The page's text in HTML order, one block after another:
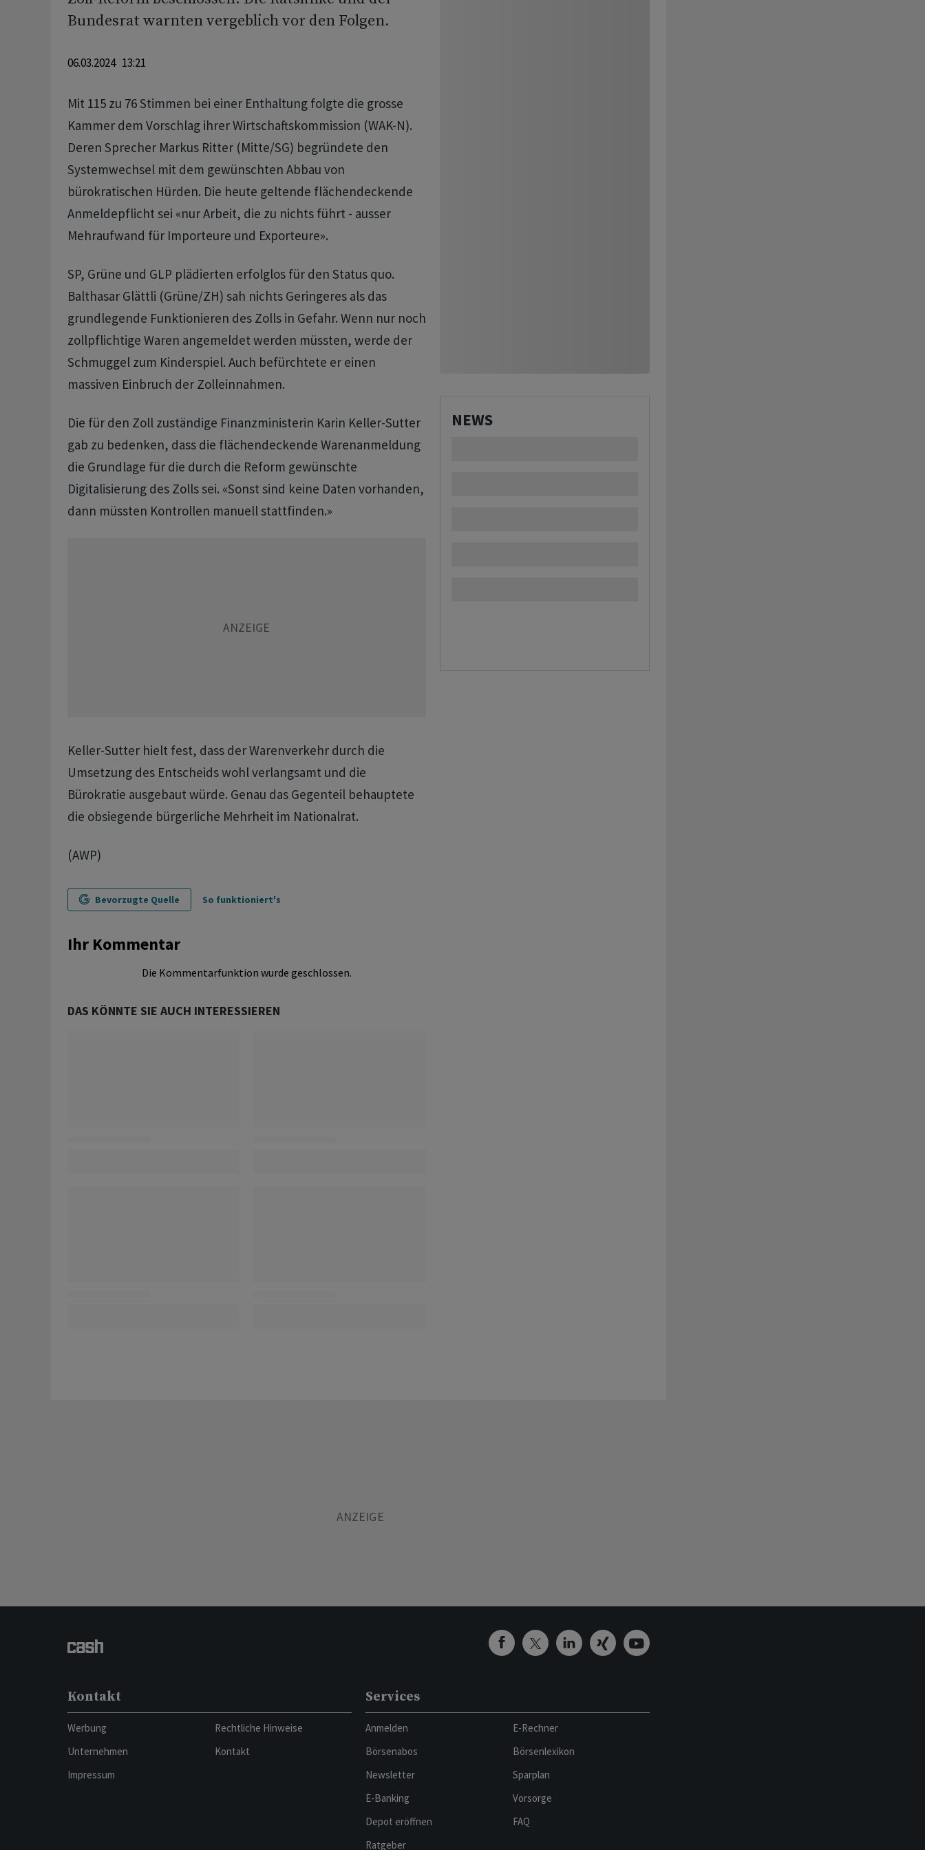
Bundesrat warnten vergeblich vor den Folgen.
06.03.2024 13:21
Mit 115 zu 76 Stimmen bei einer Enthaltung folgte die grosse
Kammer dem Vorschlag ihrer Wirtschaftskommission (WAK-N).
Deren Sprecher Markus Ritter (Mitte/SG) begründete den
Systemwechsel mit dem gewünschten Abbau von
bürokratischen Hürden. Die heute geltende flächendeckende
Anmeldepflicht sei «nur Arbeit, die zu nichts führt - ausser
Mehraufwand für Importeure und Exporteure».
SP, Grüne und GLP plädierten erfolglos für den Status quo.
Balthasar Glättli (Grüne/ZH) sah nichts Geringeres als das
grundlegende Funktionieren des Zolls in Gefahr. Wenn nur noch
zollpflichtige Waren angemeldet werden müssten, werde der
Schmuggel zum Kinderspiel. Auch befürchtete er einen
massiven Einbruch der Zolleinnahmen.
Die für den Zoll zuständige Finanzministerin Karin Keller-Sutter
gab zu bedenken, dass die flächendeckende Warenanmeldung
die Grundlage für die durch die Reform gewünschte
Digitalisierung des Zolls sei. «Sonst sind keine Daten vorhanden,
dann müssten Kontrollen manuell stattfinden.»
Keller-Sutter hielt fest, dass der Warenverkehr durch die
Umsetzung des Entscheids wohl verlangsamt und die
Bürokratie ausgebaut würde. Genau das Gegenteil behauptete
die obsiegende bürgerliche Mehrheit im Nationalrat.
(AWP)
Bevorzugte Quelle So funktioniert's
Ihr Kommentar
Die Kommentarfunktion wurde geschlossen.
DAS KÖNNTE SIE AUCH INTERESSIEREN
NEWS
Kontakt
Werbung
Unternehmen
Impressum
Rechtliche Hinweise
Kontakt
Services
Anmelden
Börsenabos
Newsletter
E-Banking
Depot eröffnen
Ratgeber
E-Rechner
Börsenlexikon
Sparplan
Vorsorge
FAQ